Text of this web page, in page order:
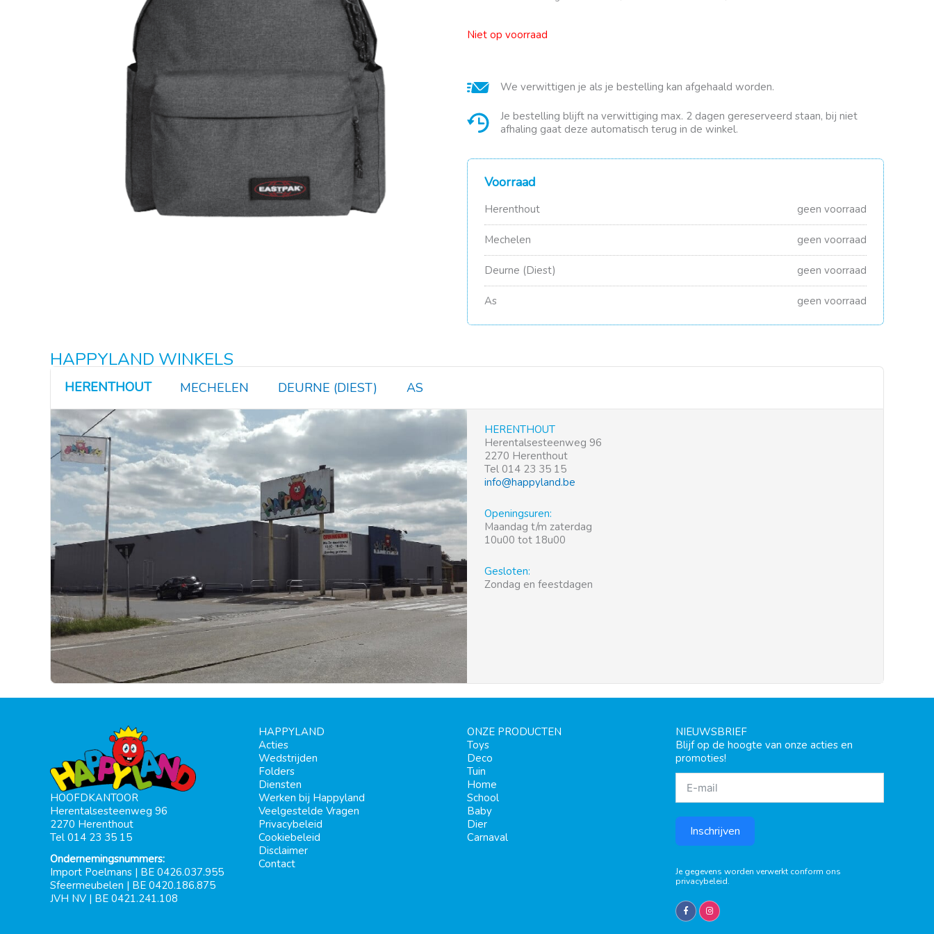
Niet op voorraad
We verwittigen je als je bestelling kan afgehaald worden.
Je bestelling blijft na verwittiging max. 2 dagen gereserveerd staan, bij niet
afhaling gaat deze automatisch terug in de winkel.
Voorraad
Herenthout geen voorraad
Mechelen geen voorraad
Deurne (Diest) geen voorraad
As geen voorraad
HAPPYLAND WINKELS
HERENTHOUT MECHELEN DEURNE (DIEST) AS
HERENTHOUT
Herentalsesteenweg 96
2270 Herenthout
Tel 014 23 35 15
info@happyland.be
Openingsuren:
Maandag t/m zaterdag
10u00 tot 18u00
Gesloten:
Zondag en feestdagen
HOOFDKANTOOR
Herentalsesteenweg 96
2270 Herenthout
Tel 014 23 35 15
Ondernemingsnummers:
Import Poelmans | BE 0426.037.955
Sfeermeubelen | BE 0420.186.875
JVH NV | BE 0421.241.108
HAPPYLAND
Acties
Wedstrijden
Folders
Diensten
Werken bij Happyland
Veelgestelde Vragen
Privacybeleid
Cookiebeleid
Disclaimer
Contact
ONZE PRODUCTEN
Toys
Deco
Tuin
Home
School
Baby
Dier
Carnaval
NIEUWSBRIEF
Blijf op de hoogte van onze acties en
promoties!
Inschrijven
Je gegevens worden verwerkt conform ons
privacybeleid.